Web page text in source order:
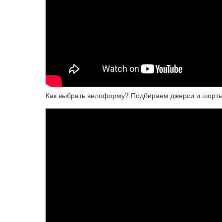
Как выбрать велоформу? Подбираем джерси и